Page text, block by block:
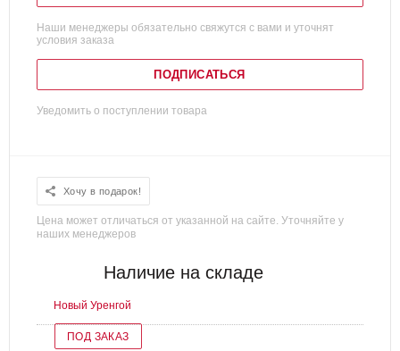
Наши менеджеры обязательно свяжутся с вами и уточнят
условия заказа
ПОДПИСАТЬСЯ
Уведомить о поступлении товара
Хочу в подарок!
Цена может отличаться от указанной на сайте. Уточняйте у
наших менеджеров
Наличие на складе
Новый Уренгой
ПОД ЗАКАЗ